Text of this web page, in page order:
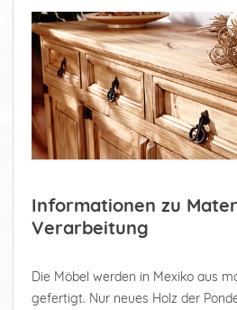
Informationen zu
Verarbeitung
Die Möbel werden in Mexiko aus
gefertigt. Nur neues Holz der